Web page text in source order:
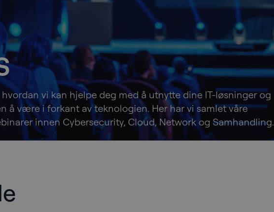
vi kan hjelpe deg med å utnytte dine IT-løsninger og
å være i forkant av teknologien. Her har vi samlet våre
innen Cybersecurity, Cloud, Network og Samhandling.